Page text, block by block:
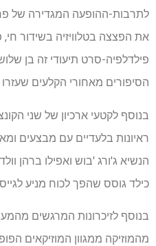
לתרבות-ההופעה המגדירה של
את הפצצה בטלוויזיה בשידור חי,
פילדלפיה-סרט תיעודי זה בן
הסיפורים מאחורי הקלעים
ראיונות בלעדיים עם מבצעים
הנשיא ג'ורג 'בוש ואפילו ברהן
כילד גוסס שהפך לכוח מניע
בנוסף לזיכרונות המרגשים
מהמוזיקה ממגוון המוזיקאים